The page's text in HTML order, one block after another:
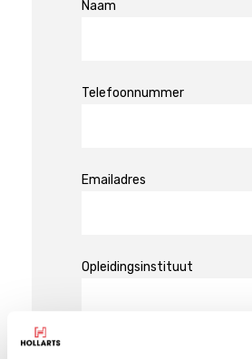
Naam
Telefoonnummer
Emailadres
Opleidingsinstituut